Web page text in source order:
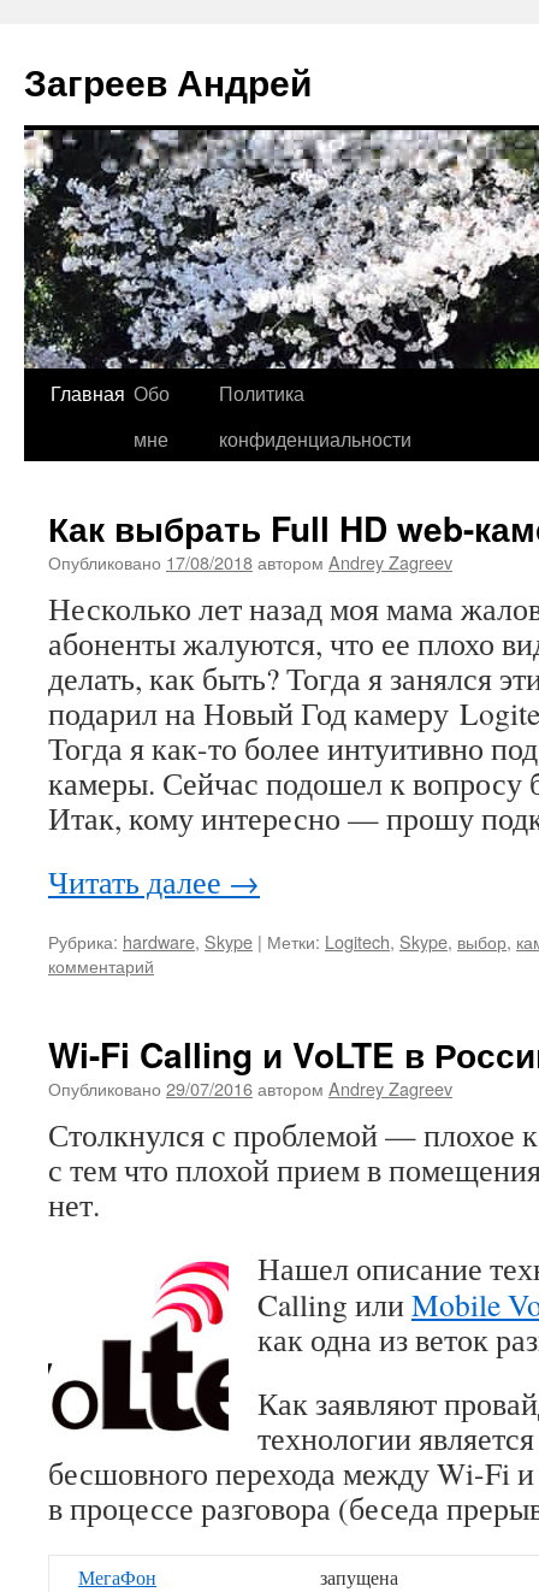
содержимому
Загреев Андрей
Главная Обо
мне
Политика
конфиденциальности
Как выбрать Full HD web-
Опубликовано 17/08/2018автором Andrey Zagreev
Несколько лет назад моя мама
абоненты жалуются, что ее плохо
делать, как быть? Тогда я занялся
подарил на Новый Год камеру
Тогда я как-то более интуитивно
камеры. Сейчас подошел к вопросу
Итак, кому интересно — прошу
Читать далее →
Рубрика: hardware, Skype | Метки: Logitech, Skype, выбор,
комментарий
Wi-Fi Calling и VoLTE в
Опубликовано 29/07/2016автором Andrey Zagreev
Столкнулся с проблемой — плохое
с тем что плохой прием в
нет.
Нашел описание
Calling илиMobile
как одна из веток
Как заявляют
технологии
бесшовного перехода между Wi-Fi
в процессе разговора (беседа
МегаФон
запущена